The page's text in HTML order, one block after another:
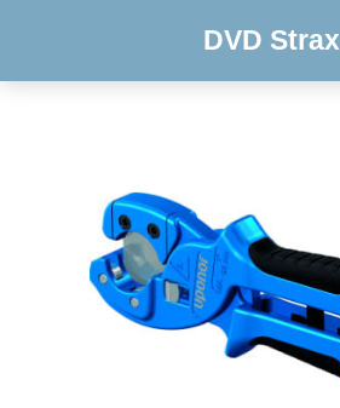
DVD Strax